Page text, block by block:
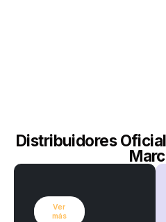
Distribuidores
Ver
más